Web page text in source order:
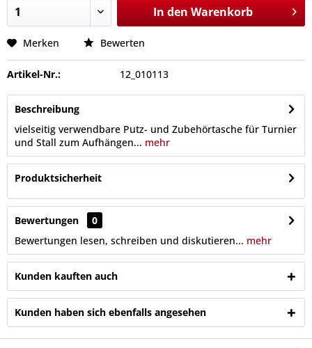
In den Warenkorb
Merken Bewerten
Artikel-Nr.: 12_010113
Beschreibung
vielseitig verwendbare Putz- und Zubehörtasche für Turnier
und Stall zum Aufhängen... mehr
Produktsicherheit
Bewertungen
0
Bewertungen lesen, schreiben und diskutieren... mehr
Kunden kauften auch
Kunden haben sich ebenfalls angesehen